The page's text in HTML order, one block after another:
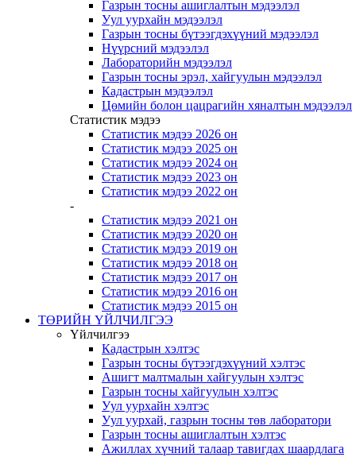
Газрын тосны ашиглалтын мэдээлэл
Уул уурхайн мэдээлэл
Газрын тосны бүтээгдэхүүний мэдээлэл
Нүүрсний мэдээлэл
Лабораторийн мэдээлэл
Газрын тосны эрэл, хайгуулын мэдээлэл
Кадастрын мэдээлэл
Цөмийн болон цацрагийн хяналтын мэдээлэл
Статистик мэдээ
Статистик мэдээ 2026 он
Статистик мэдээ 2025 он
Статистик мэдээ 2024 он
Статистик мэдээ 2023 он
Статистик мэдээ 2022 он
-
Статистик мэдээ 2021 он
Статистик мэдээ 2020 он
Статистик мэдээ 2019 он
Статистик мэдээ 2018 он
Статистик мэдээ 2017 он
Статистик мэдээ 2016 он
Статистик мэдээ 2015 он
ТӨРИЙН ҮЙЛЧИЛГЭЭ
Үйлчилгээ
Кадастрын хэлтэс
Газрын тосны бүтээгдэхүүний хэлтэс
Ашигт малтмалын хайгуулын хэлтэс
Газрын тосны хайгуулын хэлтэс
Уул уурхайн хэлтэс
Уул уурхай, газрын тосны төв лаборатори
Газрын тосны ашиглалтын хэлтэс
Ажиллах хүчний талаар тавигдах шаардлага